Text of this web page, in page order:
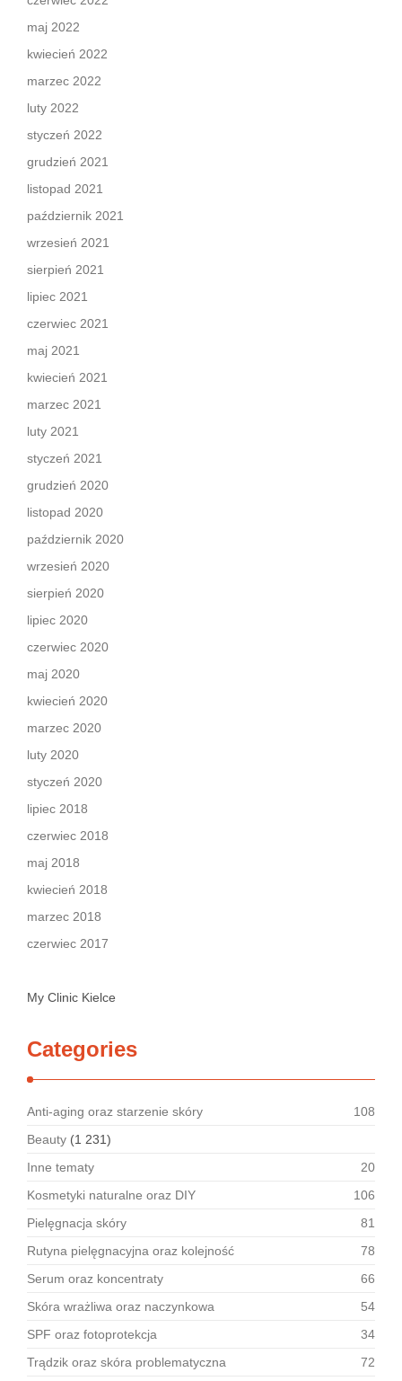
maj 2022
kwiecień 2022
marzec 2022
luty 2022
styczeń 2022
grudzień 2021
listopad 2021
październik 2021
wrzesień 2021
sierpień 2021
lipiec 2021
czerwiec 2021
maj 2021
kwiecień 2021
marzec 2021
luty 2021
styczeń 2021
grudzień 2020
listopad 2020
październik 2020
wrzesień 2020
sierpień 2020
lipiec 2020
czerwiec 2020
maj 2020
kwiecień 2020
marzec 2020
luty 2020
styczeń 2020
lipiec 2018
czerwiec 2018
maj 2018
kwiecień 2018
marzec 2018
czerwiec 2017
My Clinic Kielce
Categories
Anti-aging oraz starzenie skóry
108
Beauty (1 231)
Inne tematy
20
Kosmetyki naturalne oraz DIY
106
Pielęgnacja skóry
81
Rutyna pielęgnacyjna oraz kolejność
78
Serum oraz koncentraty
66
Skóra wrażliwa oraz naczynkowa
54
SPF oraz fotoprotekcja
34
Trądzik oraz skóra problematyczna
72